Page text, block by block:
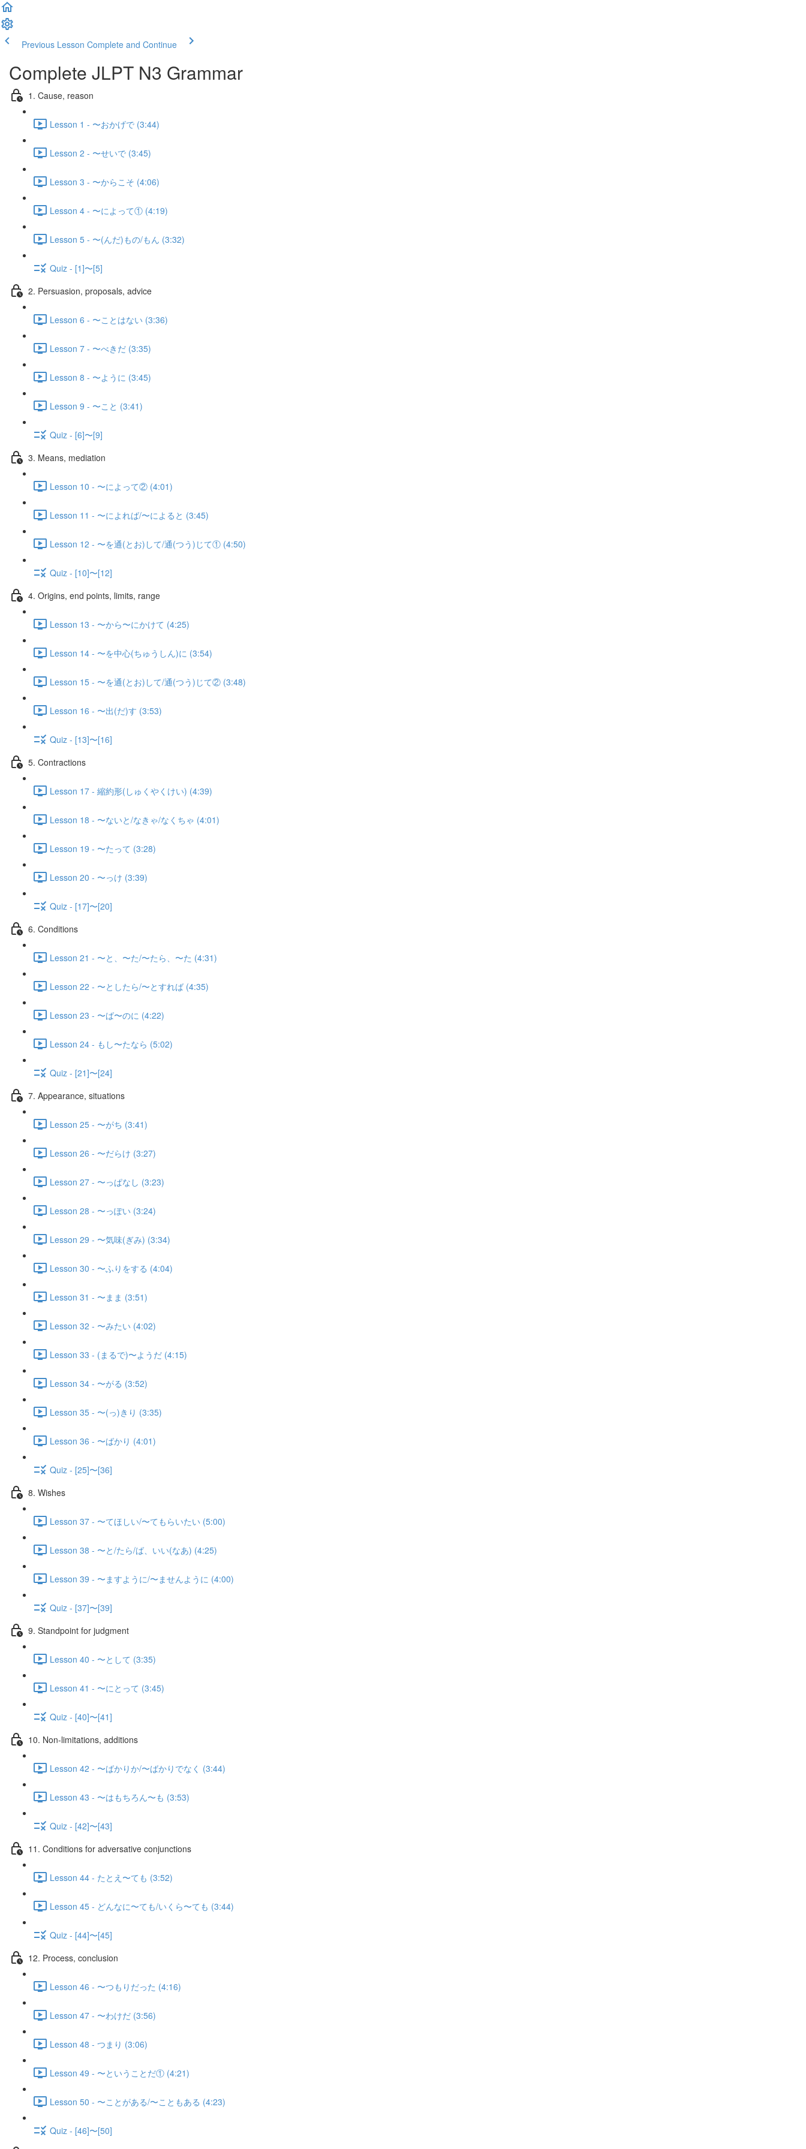
Previous Lesson Complete and Continue
Complete JLPT N3 Grammar
1. Cause, reason
Lesson 1 - 〜おかげで (3:44)
Lesson 2 - 〜せいで (3:45)
Lesson 3 - 〜からこそ (4:06)
Lesson 4 - 〜によって① (4:19)
Lesson 5 - 〜(んだ)もの/もん (3:32)
Quiz - [1]〜[5]
2. Persuasion, proposals, advice
Lesson 6 - 〜ことはない (3:36)
Lesson 7 - 〜べきだ (3:35)
Lesson 8 - 〜ように (3:45)
Lesson 9 - 〜こと (3:41)
Quiz - [6]〜[9]
3. Means, mediation
Lesson 10 - 〜によって② (4:01)
Lesson 11 - 〜によれば/〜によると (3:45)
Lesson 12 - 〜を通(とお)して/通(つう)じて① (4:50)
Quiz - [10]〜[12]
4. Origins, end points, limits, range
Lesson 13 - 〜から〜にかけて (4:25)
Lesson 14 - 〜を中心(ちゅうしん)に (3:54)
Lesson 15 - 〜を通(とお)して/通(つう)じて② (3:48)
Lesson 16 - 〜出(だ)す (3:53)
Quiz - [13]〜[16]
5. Contractions
Lesson 17 - 縮約形(しゅくやくけい) (4:39)
Lesson 18 - 〜ないと/なきゃ/なくちゃ (4:01)
Lesson 19 - 〜たって (3:28)
Lesson 20 - 〜っけ (3:39)
Quiz - [17]〜[20]
6. Conditions
Lesson 21 - 〜と、〜た/〜たら、〜た (4:31)
Lesson 22 - 〜としたら/〜とすれば (4:35)
Lesson 23 - 〜ば〜のに (4:22)
Lesson 24 - もし〜たなら (5:02)
Quiz - [21]〜[24]
7. Appearance, situations
Lesson 25 - 〜がち (3:41)
Lesson 26 - 〜だらけ (3:27)
Lesson 27 - 〜っぱなし (3:23)
Lesson 28 - 〜っぽい (3:24)
Lesson 29 - 〜気味(ぎみ) (3:34)
Lesson 30 - 〜ふりをする (4:04)
Lesson 31 - 〜まま (3:51)
Lesson 32 - 〜みたい (4:02)
Lesson 33 - (まるで)〜ようだ (4:15)
Lesson 34 - 〜がる (3:52)
Lesson 35 - 〜(っ)きり (3:35)
Lesson 36 - 〜ばかり (4:01)
Quiz - [25]〜[36]
8. Wishes
Lesson 37 - 〜てほしい/〜てもらいたい (5:00)
Lesson 38 - 〜と/たら/ば、いい(なあ) (4:25)
Lesson 39 - 〜ますように/〜ませんように (4:00)
Quiz - [37]〜[39]
9. Standpoint for judgment
Lesson 40 - 〜として (3:35)
Lesson 41 - 〜にとって (3:45)
Quiz - [40]〜[41]
10. Non-limitations, additions
Lesson 42 - 〜ばかりか/〜ばかりでなく (3:44)
Lesson 43 - 〜はもちろん〜も (3:53)
Quiz - [42]〜[43]
11. Conditions for adversative conjunctions
Lesson 44 - たとえ〜ても (3:52)
Lesson 45 - どんなに〜ても/いくら〜ても (3:44)
Quiz - [44]〜[45]
12. Process, conclusion
Lesson 46 - 〜つもりだった (4:16)
Lesson 47 - 〜わけだ (3:56)
Lesson 48 - つまり (3:06)
Lesson 49 - 〜ということだ① (4:21)
Lesson 50 - 〜ことがある/〜こともある (4:23)
Quiz - [46]〜[50]